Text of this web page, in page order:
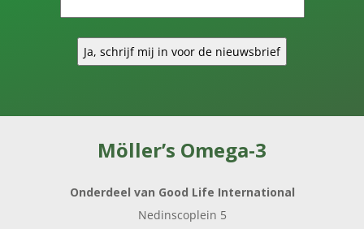
Möller’s Omega-3
Onderdeel van Good Life International
Nedinscoplein 5
AANBIEDINGEN
VRAGEN
KLANTENSERVICE